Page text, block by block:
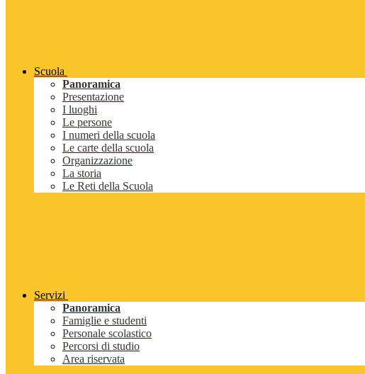
Scuola
Panoramica
Presentazione
I luoghi
Le persone
I numeri della scuola
Le carte della scuola
Organizzazione
La storia
Le Reti della Scuola
Servizi
Panoramica
Famiglie e studenti
Personale scolastico
Percorsi di studio
Area riservata